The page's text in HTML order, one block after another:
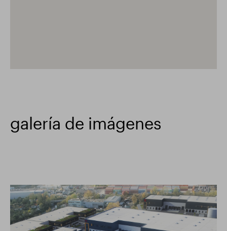
galería de imágenes